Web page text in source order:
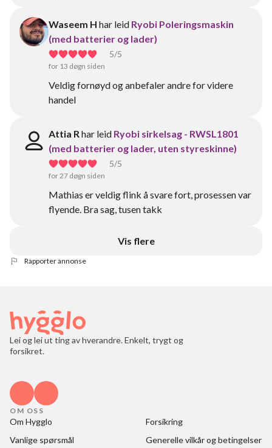
Waseem H har leid Ryobi Poleringsmaskin
(med batterier og lader)
5/5
for 13 døgn siden
Veldig fornøyd og anbefaler andre for videre
handel
Attia Rhar leid Ryobi sirkelsag - RWSL1801
(med batterier og lader, uten styreskinne)
5/5
for 27 døgn siden
Mathias er veldig flink å svare fort, prosessen var
flyende. Bra sag, tusen takk
Vis flere
Rapporter annonse
Lei og lei ut ting av hverandre. Enkelt, trygt og
forsikret.
OM OSS
Om Hygglo
Forsikring
Vanlige spørsmål
Generelle vilkår og betingelser